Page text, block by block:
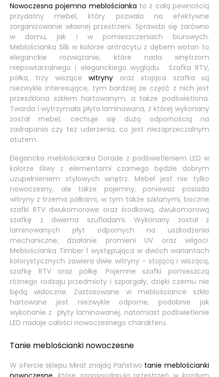
Nowoczesna pojemna meblościanka to z całą pewnością
przydatny mebel, który pozwala na efektywne
zorganizowanie własnej przestrzeni. Sprawdzi się zarówno
w domu, jak i w pomieszczeniach biurowych.
Meblościanka Silk w kolorze antracytu z dębem wotan to
eleganckie rozwiązanie, które nada wnętrzom
niepowtarzalnego i eleganckiego wyglądu. Szafka RTV,
półka, trzy wiszącewitryny oraz stojąca szafka są
niezwykle interesujące, tym bardziej że część z nich jest
przeszklona szkłem hartowanym, a także podświetlona.
Twarda i wytrzymała płyta laminowana, z której wykonany
został mebel, cechuje się dużą odpornością na
zadrapania czy też uderzenia, co jest niezaprzeczalnym
atutem.
Elegancka meblościanka Dorade z podświetleniem LED w
kolorze śliwy z elementami czarnego będzie dobrym
uzupełnieniem stylowych wnętrz. Mebel jest nie tylko
nowoczesny, ale także pojemny, ponieważ posiada
witryny z trzema półkami, w tym także szklanymi, boczne
szafki RTV dwukomorowe oraz środkową, dwukomorową
szafkę z dwiema szufladami. Wykonany został z
laminowanych płyt odpornych na uszkodzenia
mechaniczne, działanie promieni UV oraz wilgoci.
Meblościanka Timber 1 występująca w dwóch wariantach
kolorystycznych zawiera dwie witryny - stojącą i wiszącą,
szafkę RTV oraz półkę. Pojemne szafki pomieszczą
różnego rodzaju przedmioty i szpargały, dzięki czemu nie
będą widoczne. Zastosowane w meblościance szkło
hartowane jest niezwykle odporne, podobnie jak
wykonanie z płyty laminowanej, natomiast podświetlenie
LED nadaje całości nowoczesnego charakteru.
Tanie meblościanki nowoczesne
W ofercie sklepu Mirat znajdą Państwo tanie meblościanki